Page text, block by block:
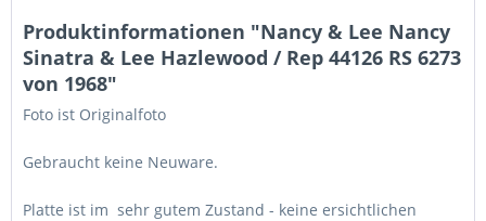
Produktinformationen "Nancy & Lee Nancy
Sinatra & Lee Hazlewood / Rep 44126 RS 6273
von 1968"
Foto ist Originalfoto
Gebraucht keine Neuware.
Platte ist im sehr gutem Zustand - keine ersichtlichen